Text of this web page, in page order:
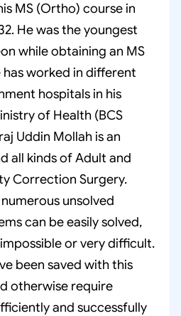
MS (Ortho) course in
He was the youngest
while obtaining an MS
worked in different
hospitals in his
of Health (BCS
Uddin Mollah is an
all kinds of Adult and
Correction Surgery.
unsolved
can be easily solved,
or very difficult.
been saved with this
otherwise require
and successfully